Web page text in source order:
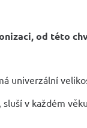
od této
univerzální
v každém